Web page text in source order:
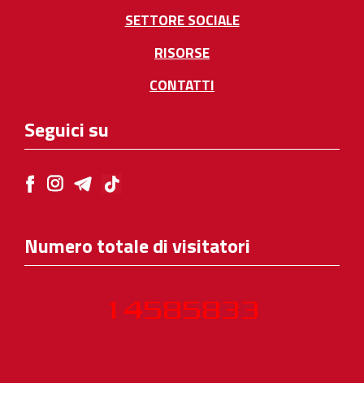
SETTORE SOCIALE
RISORSE
CONTATTI
Seguici su
Numero totale di visitatori